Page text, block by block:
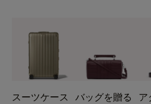
スーツケース
バッグを贈る
ア